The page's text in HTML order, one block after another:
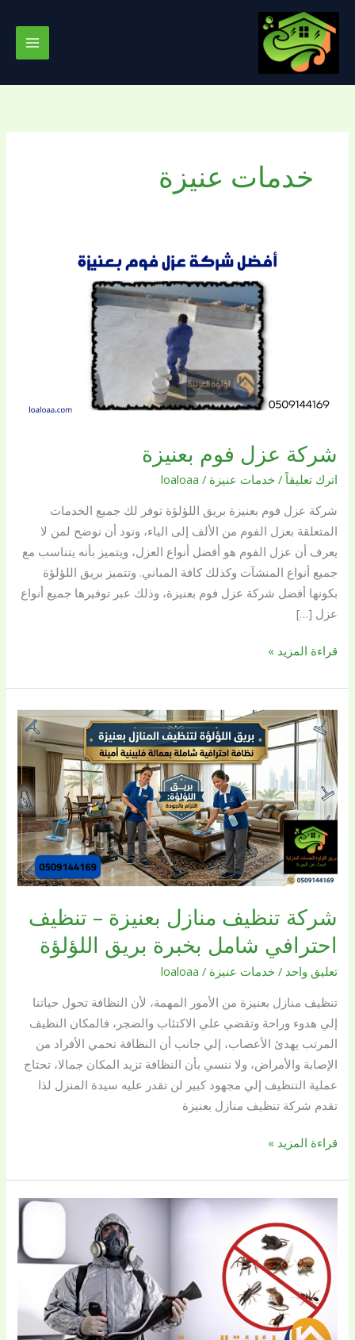
تخطي
المحتوى
خدمات عنيزة
شركة عزل فوم بعنيزة
اترك تعليقاً / خدمات عنيزة /
loaloaa
شركة عزل فوم بعنيزة بريق اللؤلؤة توفر لك جميع الخدمات
المتعلقة بعزل الفوم من الألف إلى الياء، ونود أن نوضح لمن لا
يعرف أن عزل الفوم هو أفضل أنواع العزل، ويتميز بأنه يتناسب مع
جميع أنواع المنشآت وكذلك كافة المباني. وتتميز بريق اللؤلؤة
بكونها أفضل شركة عزل فوم بعنيزة، وذلك عبر توفيرها جميع أنواع
عزل […]
قراءة المزيد »
شركة تنظيف منازل بعنيزة – تنظيف
احترافي شامل بخبرة بريق اللؤلؤة
تعليق واحد / خدمات عنيزة /
loaloaa
تنظيف منازل بعنيزة من الأمور المهمة، لأن النظافة تحول حياتنا
إلي هدوء وراحة وتقضي علي الاكتئاب والضجر، فالمكان النظيف
المرتب يهدئ الأعصاب، إلي جانب أن النظافة تحمي الأفراد من
الإصابة والأمراض، ولا ننسي بأن النظافة تزيد المكان جمالا، تحتاج
عملية التنظيف إلي مجهود كبير لن تقدر عليه سيدة المنزل لذا
تقدم شركة تنظيف منازل بعنيزة
شركة
تنظيف
منازل
بعنيزة
–
تنظيف
احترافي
شامل
بخبرة
اللؤلؤة
قراءة المزيد »
شركة
مبيدات
حشرية
بعنيزة
0509144169
بريق